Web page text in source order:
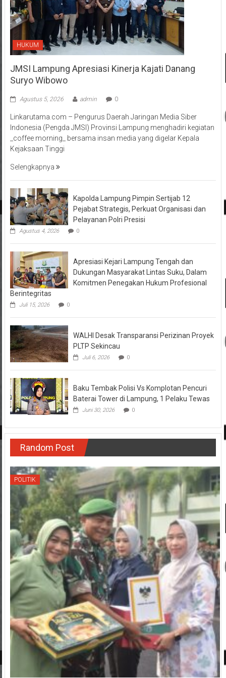
HUKUM
JMSI Lampung Apresiasi Kinerja Kajati Danang
Suryo Wibowo
Agustus 5, 2026 admin 0
Linkarutama.com – Pengurus Daerah Jaringan Media Siber
Indonesia (Pengda JMSI) Provinsi Lampung menghadiri kegiatan
_coffee morning_ bersama insan media yang digelar Kepala
Kejaksaan Tinggi
Selengkapnya
Kapolda Lampung Pimpin Sertijab 12
Pejabat Strategis, Perkuat Organisasi dan
Pelayanan Polri Presisi
Agustus 4, 2026 0
Apresiasi Kejari Lampung Tengah dan
Dukungan Masyarakat Lintas Suku, Dalam
Komitmen Penegakan Hukum Profesional
Berintegritas
Juli 15, 2026 0
WALHI Desak Transparansi Perizinan Proyek
PLTP Sekincau
Juli 6, 2026 0
Baku Tembak Polisi Vs Komplotan Pencuri
Baterai Tower di Lampung, 1 Pelaku Tewas
Juni 30, 2026 0
Random Post
POLITIK